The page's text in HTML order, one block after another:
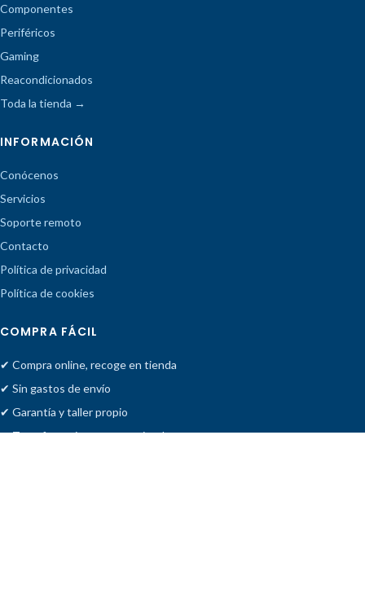
Componentes
Periféricos
Gaming
Reacondicionados
Toda la tienda →
INFORMACIÓN
Conócenos
Servicios
Soporte remoto
Contacto
Política de privacidad
Política de cookies
COMPRA FÁCIL
✔ Compra online, recoge en tienda
✔ Sin gastos de envío
✔ Garantía y taller propio
✔ Transferencia o pago en tienda